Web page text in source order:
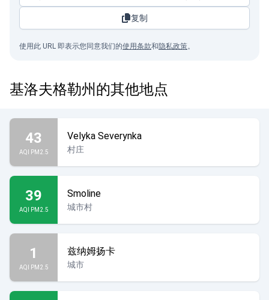
复制
使用此 URL 即表示您同意我们的使用条款和隐私政策。
基洛夫格勒州的其他地点
43
AQI PM2.5
Velyka Severynka
村庄
39
AQI PM2.5
Smoline
城市村
1
AQI PM2.5
兹纳姆扬卡
城市